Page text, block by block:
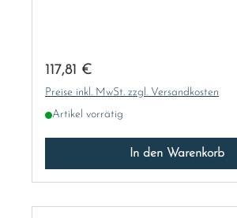
Regulärer Preis:
117,81 €
Preise inkl. MwSt. zzgl. Versandkosten
Artikel vorrätig
In den Warenkorb